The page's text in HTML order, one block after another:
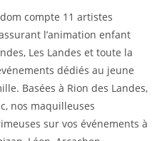
compte 11 artistes
l’animation enfant
Les Landes et toute la
dédiés au jeune
Basées à Rion des Landes,
nos maquilleuses
sur vos événements à